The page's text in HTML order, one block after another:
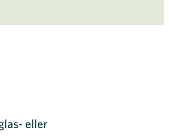
eller